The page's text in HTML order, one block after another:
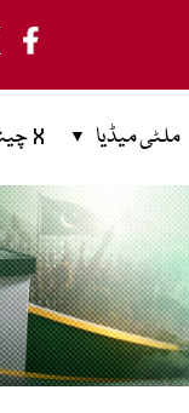
ملٹی میڈیا X چینلز